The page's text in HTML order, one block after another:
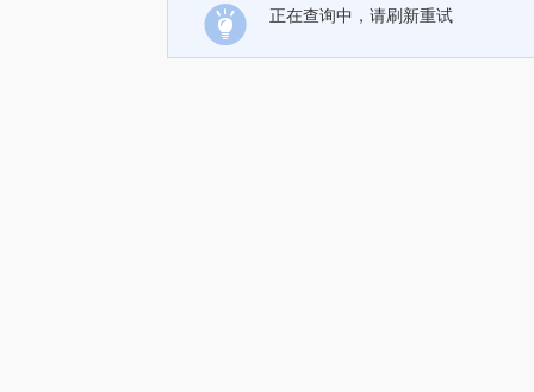
正在查询中，请刷新重试